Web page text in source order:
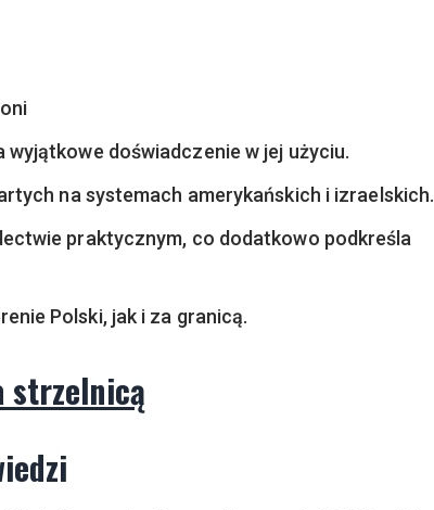
doświadczenie w jej użyciu.
na systemach amerykańskich i izraelskich.
praktycznym, co dodatkowo podkreśla
Polski, jak i za granicą.
strzelnicą